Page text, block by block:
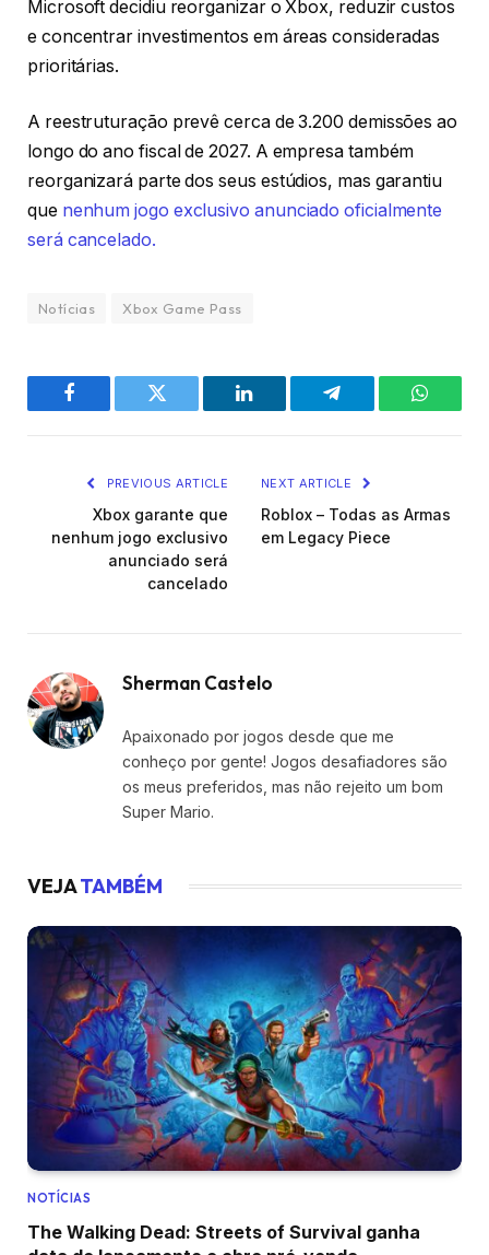
Microsoft decidiu reorganizar o Xbox, reduzir custos
e concentrar investimentos em áreas consideradas
prioritárias.
A reestruturação prevê cerca de 3.200 demissões ao
longo do ano fiscal de 2027. A empresa também
reorganizará parte dos seus estúdios, mas garantiu
que nenhum jogo exclusivo anunciado oficialmente
será cancelado.
Notícias Xbox Game Pass
Facebook Twitter LinkedIn Telegram
PREVIOUS ARTICLE
Xbox garante que
nenhum jogo exclusivo
anunciado será
cancelado
NEXT ARTICLE
Roblox – Todas as Armas
em Legacy Piece
Sherman Castelo
Apaixonado por jogos desde que me
conheço por gente! Jogos desafiadores são
os meus preferidos, mas não rejeito um bom
Super Mario.
VEJATAMBÉM
NOTÍCIAS
The Walking Dead: Streets of Survival ganha